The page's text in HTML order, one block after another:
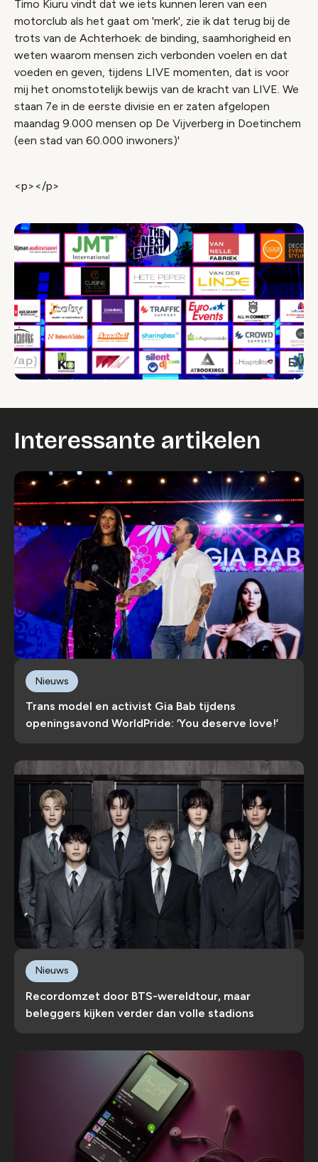
Timo Kiuru vindt dat we iets kunnen leren van een
motorclub als het gaat om 'merk', zie ik dat terug bij de
trots van de Achterhoek: de binding, saamhorigheid en
weten waarom mensen zich verbonden voelen en dat
voeden en geven, tijdens LIVE momenten, dat is voor
mij het onomstotelijk bewijs van de kracht van LIVE. We
staan 7e in de eerste divisie en er zaten afgelopen
maandag 9.000 mensen op De Vijverberg in Doetinchem
(een stad van 60.000 inwoners)'
<p></p>
Interessante artikelen
Trans model en activist Gia Bab tijdens
openingsavond WorldPride: ‘You deserve love!’
Nieuws
Recordomzet door BTS-wereldtour, maar
beleggers kijken verder dan volle stadions
Nieuws